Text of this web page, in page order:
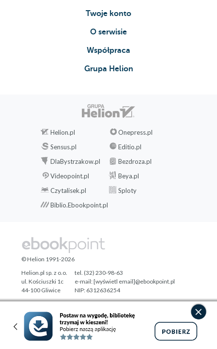
Twoje konto
O serwisie
Współpraca
Grupa Helion
Helion.pl
Onepress.pl
Sensus.pl
Editio.pl
DlaBystrzakow.pl
Bezdroza.pl
Videopoint.pl
Beya.pl
Czytalisek.pl
Sploty
Biblio.Ebookpoint.pl
Designed with ♥ byTonik.pl
© Helion 1991-2026
Helion.pl sp. z o.o.
ul. Kościuszki 1c
44-100 Gliwice
tel. (32) 230-98-63
e-mail:[wyświetl email]@ebookpoint.pl
NIP: 6312636254
Regon: 241989027
Pełna wersja strony »